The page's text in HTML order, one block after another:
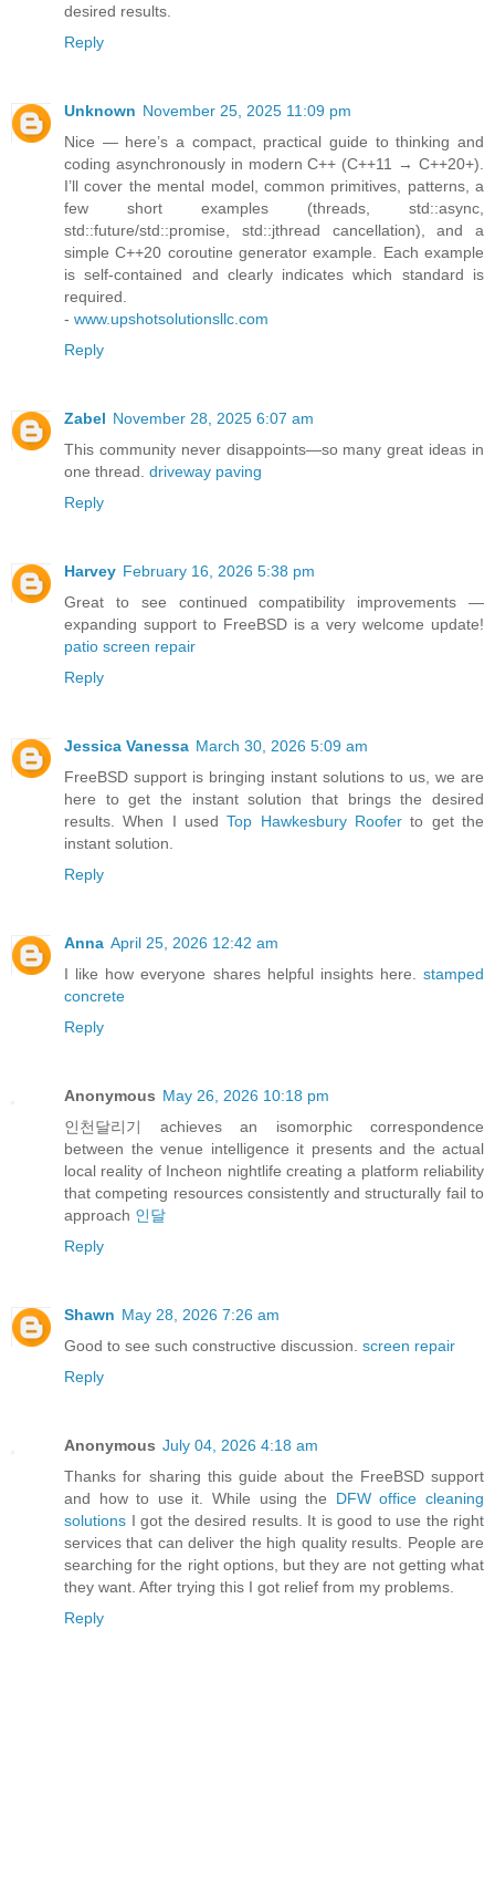
desired results.
Reply
Unknown November 25, 2025 11:09 pm
Nice — here’s a compact, practical guide to thinking and
coding asynchronously in modern C++ (C++11 → C++20+).
I’ll cover the mental model, common primitives, patterns, a
few short examples (threads, std::async,
std::future/std::promise, std::jthread cancellation), and a
simple C++20 coroutine generator example. Each example
is self-contained and clearly indicates which standard is
required.
- www.upshotsolutionsllc.com
Reply
Zabel November 28, 2025 6:07 am
This community never disappoints—so many great ideas in
one thread. driveway paving
Reply
Harvey February 16, 2026 5:38 pm
Great to see continued compatibility improvements —
expanding support to FreeBSD is a very welcome update!
patio screen repair
Reply
Jessica Vanessa March 30, 2026 5:09 am
FreeBSD support is bringing instant solutions to us, we are
here to get the instant solution that brings the desired
results. When I usedTop Hawkesbury Roofer to get the
instant solution.
Reply
Anna April 25, 2026 12:42 am
I like how everyone shares helpful insights here. stamped
concrete
Reply
Anonymous May 26, 2026 10:18 pm
인천달리기 achieves an isomorphic correspondence
between the venue intelligence it presents and the actual
local reality of Incheon nightlife creating a platform reliability
that competing resources consistently and structurally fail to
approach 인달
Reply
Shawn May 28, 2026 7:26 am
Good to see such constructive discussion. screen repair
Reply
Anonymous July 04, 2026 4:18 am
Thanks for sharing this guide about the FreeBSD support
and how to use it. While using the DFW office cleaning
solutions I got the desired results. It is good to use the right
services that can deliver the high quality results. People are
searching for the right options, but they are not getting what
they want. After trying this I got relief from my problems.
Reply